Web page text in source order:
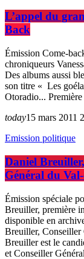
L’appel du
Back
Émission Come-
chroniqueurs
Des albums aussi
son titre « Les
Otoradio...
today15 mars 2011 2
Emission politique
Daniel
Général du
Émission spéciale
Breuiller, première
disponible en
Breuiller, Conseiller
Breuiller est le
et Conseiller